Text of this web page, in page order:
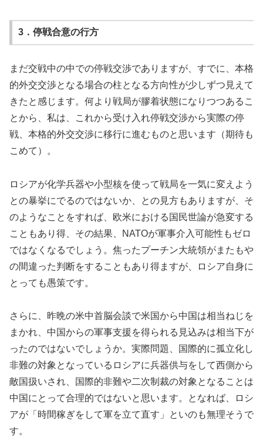
3．停戦合意の行方
まだ交戦中の中での停戦交渉でありますが、すでに、本格
的外交交渉となる場合の柱となる方向性が少しずつ見えて
きたと感じます。何より戦局が膠着状態になりつつあるこ
とから、私は、これから受け入れ停戦交渉から実際の停
戦、本格的外交交渉に移行に進むものと思います（期待も
こめて）。
ロシアが化学兵器や小型核を使って戦局を一気に変えよう
との暴挙にでるのではないか、との見方もありますが、そ
のようなことをすれば、欧米における国民世論が急変する
こともあり得、その結果、NATOが軍事介入可能性もゼロ
ではなくなるでしょう。焦ったプーチン大統領がまたもや
の間違った判断をすることもあり得ますが、ロシア自身に
とっても愚策です。
さらに、昨晩の米中首脳会談で米国から中国は相当ねじを
まかれ、中国からの軍事支援を得られる見込みは相当下が
ったのではないでしょうか。実際問題、国際的に孤立化し
非難の対象となっているロシアに兵器供与をして西側から
敵国扱いされ、国際的非難や二次制裁の対象となることは
中国にとって合理的ではないと思います。となれば、ロシ
アが「時間稼ぎをして軍を立て直す」といのも無理そうで
す。